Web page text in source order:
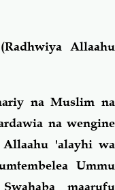
Allaahu
na Muslim na
na wengine
'alayhi wa
Ummu
maarufu